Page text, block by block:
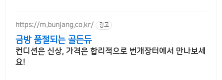
https://m.bunjang.co.kr/ 광고
금방 품절되는 골든듀
컨디션은 신상, 가격은 합리적으로 번개장터에서 만나보세
요!